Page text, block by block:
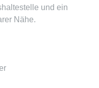
und ein
Nähe.